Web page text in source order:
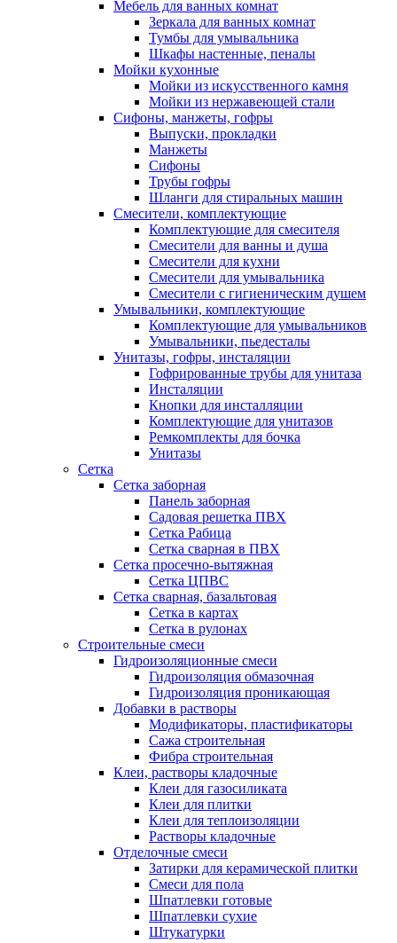
Мебель для ванных комнат
Зеркала для ванных комнат
Тумбы для умывальника
Шкафы настенные, пеналы
Мойки кухонные
Мойки из искусственного камня
Мойки из нержавеющей стали
Сифоны, манжеты, гофры
Выпуски, прокладки
Манжеты
Сифоны
Трубы гофры
Шланги для стиральных машин
Смесители, комплектующие
Комплектующие для смесителя
Смесители для ванны и душа
Смесители для кухни
Смесители для умывальника
Смесители с гигиеническим душем
Умывальники, комплектующие
Комплектующие для умывальников
Умывальники, пьедесталы
Унитазы, гофры, инсталяции
Гофрированные трубы для унитаза
Инсталяции
Кнопки для инсталляции
Комплектующие для унитазов
Ремкомплекты для бочка
Унитазы
Сетка
Сетка заборная
Панель заборная
Садовая решетка ПВХ
Сетка Рабица
Сетка сварная в ПВХ
Сетка просечно-вытяжная
Сетка ЦПВС
Сетка сварная, базальтовая
Сетка в картах
Сетка в рулонах
Строительные смеси
Гидроизоляционные смеси
Гидроизоляция обмазочная
Гидроизоляция проникающая
Добавки в растворы
Модификаторы, пластификаторы
Сажа строительная
Фибра строительная
Клеи, растворы кладочные
Клеи для газосиликата
Клеи для плитки
Клеи для теплоизоляции
Растворы кладочные
Отделочные смеси
Затирки для керамической плитки
Смеси для пола
Шпатлевки готовые
Шпатлевки сухие
Штукатурки